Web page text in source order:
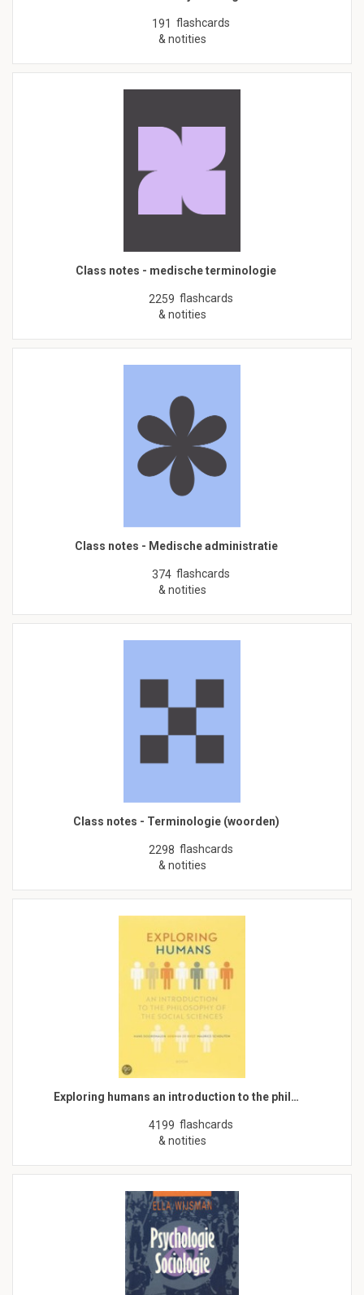
191 flashcards
& notities
Class notes - medische terminologie
2259 flashcards
& notities
Class notes - Medische administratie
374 flashcards
& notities
Class notes - Terminologie (woorden)
2298 flashcards
& notities
Exploring humans an introduction to the phil…
4199 flashcards
& notities